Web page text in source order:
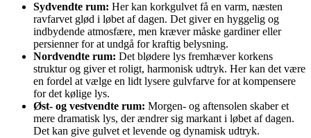
Sydvendte rum: Her kan korkgulvet få en varm, næsten
ravfarvet glød i løbet af dagen. Det giver en hyggelig og
indbydende atmosfære, men kræver måske gardiner eller
persienner for at undgå for kraftig belysning.
Nordvendte rum: Det blødere lys fremhæver korkens
struktur og giver et roligt, harmonisk udtryk. Her kan det være
en fordel at vælge en lidt lysere gulvfarve for at kompensere
for det kølige lys.
Øst- og vestvendte rum: Morgen- og aftensolen skaber et
mere dramatisk lys, der ændrer sig markant i løbet af dagen.
Det kan give gulvet et levende og dynamisk udtryk.